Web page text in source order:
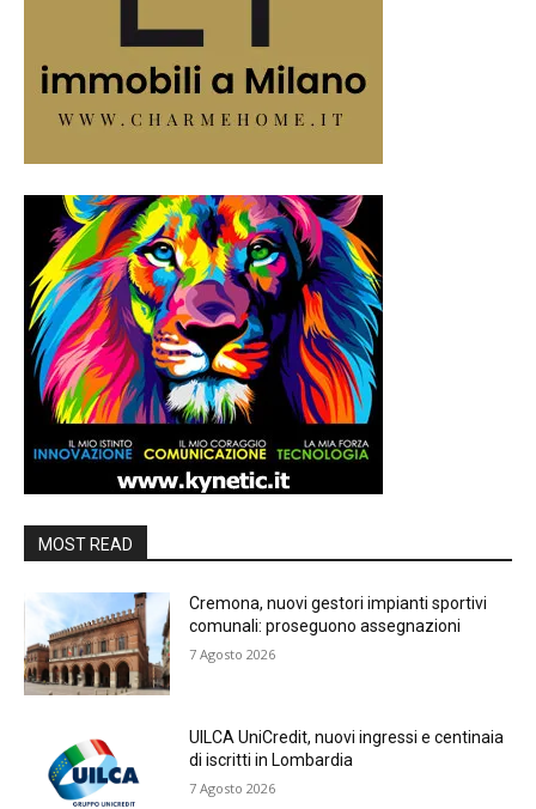
MOST READ
Cremona, nuovi gestori impianti sportivi
comunali: proseguono assegnazioni
7 Agosto 2026
UILCA UniCredit, nuovi ingressi e centinaia
di iscritti in Lombardia
7 Agosto 2026